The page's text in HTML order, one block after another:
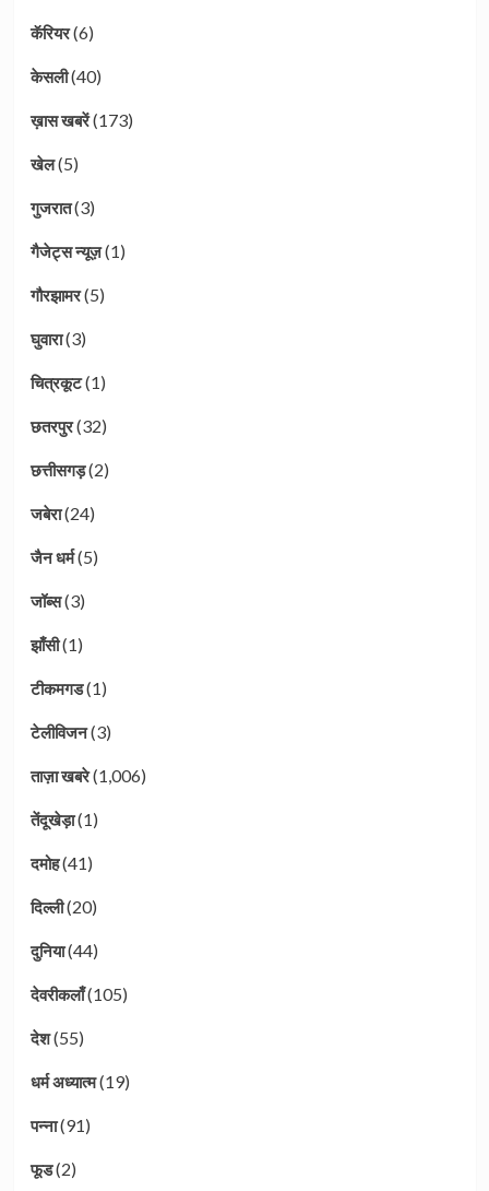
कॅरियर(6)
केसली(40)
ख़ास खबरें(173)
खेल(5)
गुजरात(3)
गैजेट्स न्यूज़(1)
गौरझामर(5)
घुवारा(3)
चित्रकूट(1)
छतरपुर(32)
छत्तीसगड़(2)
जबेरा(24)
जैन धर्म(5)
जॉब्स(3)
झाँसी(1)
टीकमगड(1)
टेलीविजन(3)
ताज़ा खबरे(1,006)
तेंदूखेड़ा(1)
दमोह(41)
दिल्ली(20)
दुनिया(44)
देवरीकलाँ(105)
देश(55)
धर्म अध्यात्म(19)
पन्ना(91)
फूड(2)